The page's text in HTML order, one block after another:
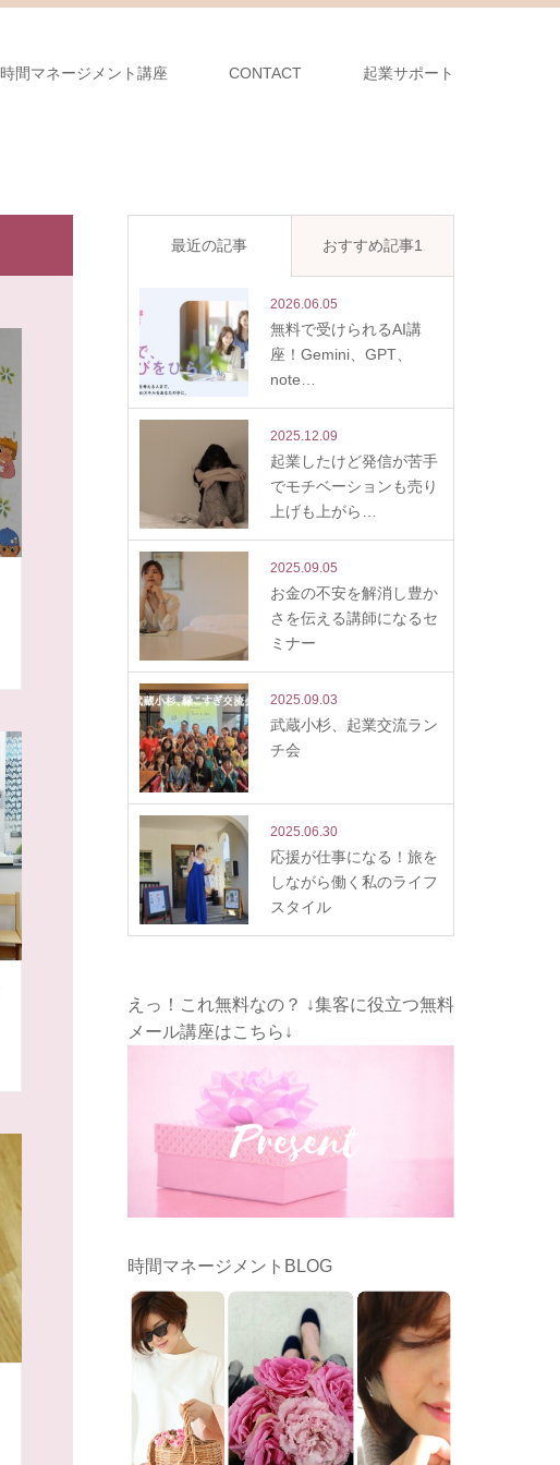
時間マネージメント講座 CONTACT 起業サポート
最近の記事 おすすめ記事1
2026.06.05
無料で受けられるAI講
座！Gemini、GPT、
note…
2025.12.09
起業したけど発信が苦手
でモチベーションも売り
上げも上がら…
2025.09.05
お金の不安を解消し豊か
さを伝える講師になるセ
ミナー
2025.09.03
武蔵小杉、起業交流ラン
チ会
2025.06.30
応援が仕事になる！旅を
しながら働く私のライフ
スタイル
えっ！これ無料なの？ ↓集客に役立つ無料
メール講座はこちら↓
時間マネージメントBLOG